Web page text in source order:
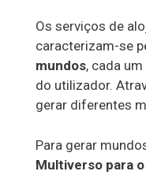
Os serviços de
caracterizam-se
mundos, cada
do utilizador.
gerar diferentes
Para gerar
Multiverso para